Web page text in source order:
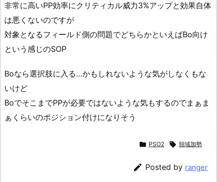
非常に高いPP効率にクリティカル威力3%アップと効果自体
は悪くないのですが
対象となるフィールド側の問題でどちらかといえばBo向け
という感じのSOP
Boなら選択肢に入る…かもしれないような気がしなくもな
いけど
BoでそこまでPPが必要ではないような気もするのでまぁま
ぁくらいのポジション付けになりそう
 PSO2  領域加勢
 Posted by ranger